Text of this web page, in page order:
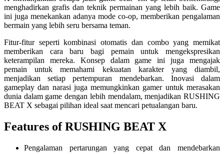
menghadirkan grafis dan teknik permainan yang lebih baik. Game
ini juga menekankan adanya mode co-op, memberikan pengalaman
bermain yang lebih seru bersama teman.
Fitur-fitur seperti kombinasi otomatis dan combo yang memikat
memberikan cara baru bagi pemain untuk mengekspresikan
keterampilan mereka. Konsep dalam game ini juga mengajak
pemain untuk memahami kekuatan karakter yang diambil,
menjadikan setiap pertempuran mendebarkan. Inovasi dalam
gameplay dan narasi juga memungkinkan gamer untuk merasakan
dunia dalam game dengan lebih mendalam, menjadikan RUSHING
BEAT X sebagai pilihan ideal saat mencari petualangan baru.
Features of RUSHING BEAT X
Pengalaman pertarungan yang cepat dan mendebarkan